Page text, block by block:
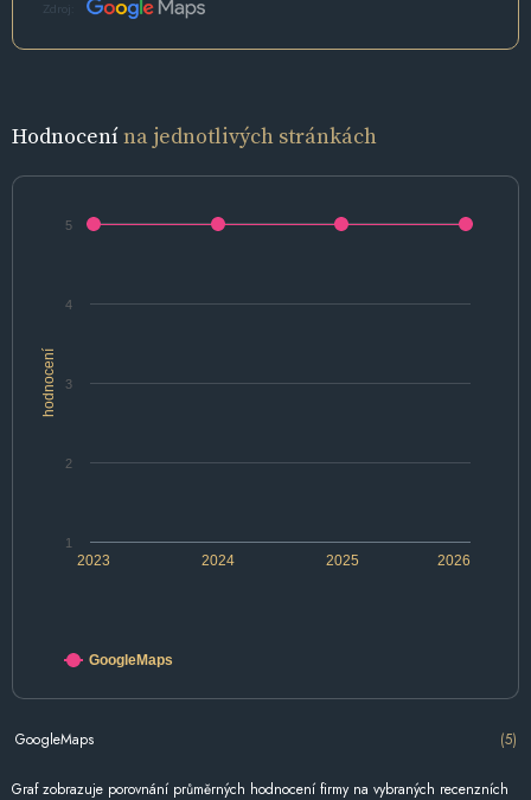
Zdroj:
Hodnocenína jednotlivých stránkách
hodnocení
2024 2026
2023 2025
1
2
3
4
5
GoogleMaps
GoogleMaps (5)
Graf zobrazuje porovnání průměrných hodnocení firmy na vybraných recenzních